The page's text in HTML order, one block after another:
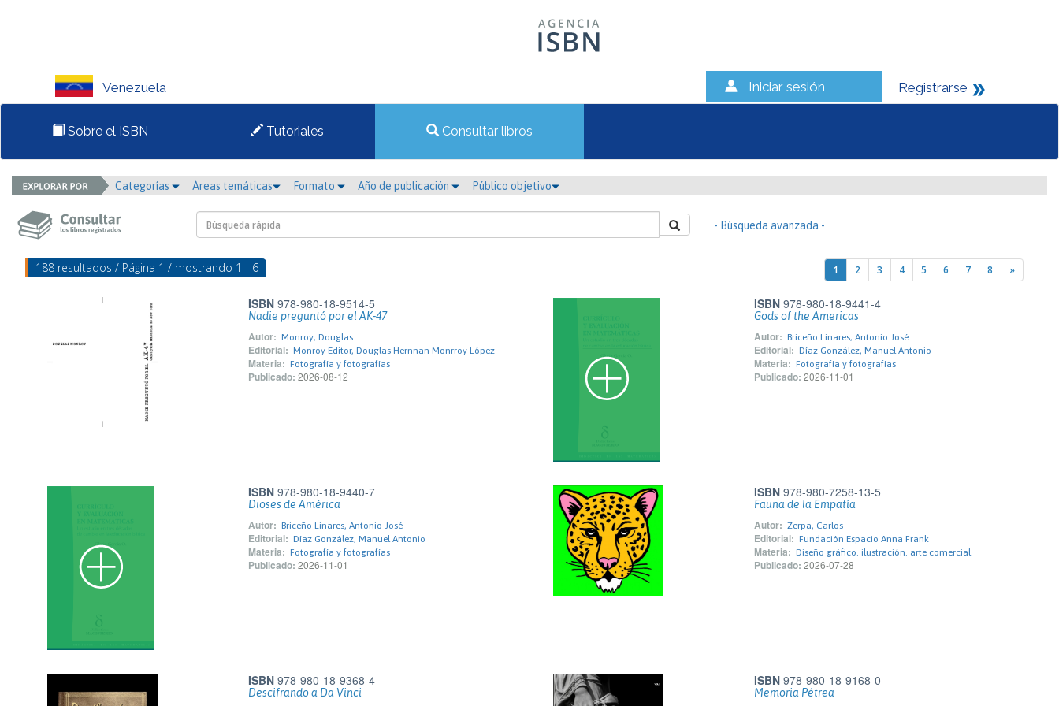
Venezuela Iniciar sesión Registrarse
Sobre el ISBN Tutoriales Consultar libros
Categorías Áreas temáticas Formato Año de publicación Público objetivo
- Búsqueda avanzada -
188 resultados / Página 1 / mostrando 1 - 6 1 2 3 4 5 6 7 8 »
ISBN 978-980-18-9514-5
Nadie preguntó por el AK-47
Autor: Monroy, Douglas
Editorial: Monroy Editor, Douglas Hernnan Monrroy López
Materia: Fotografía y fotografías
Publicado: 2026-08-12
ISBN 978-980-18-9441-4
Gods of the Americas
Autor: Briceño Linares, Antonio José
Editorial: Díaz González, Manuel Antonio
Materia: Fotografía y fotografías
Publicado: 2026-11-01
ISBN 978-980-18-9440-7
Dioses de América
Autor: Briceño Linares, Antonio José
Editorial: Díaz González, Manuel Antonio
Materia: Fotografía y fotografías
Publicado: 2026-11-01
ISBN 978-980-7258-13-5
Fauna de la Empatía
Autor: Zerpa, Carlos
Editorial: Fundación Espacio Anna Frank
Materia: Diseño gráfico. ilustración. arte comercial
Publicado: 2026-07-28
ISBN 978-980-18-9368-4
Descifrando a Da Vinci
ISBN 978-980-18-9168-0
Memoria Pétrea